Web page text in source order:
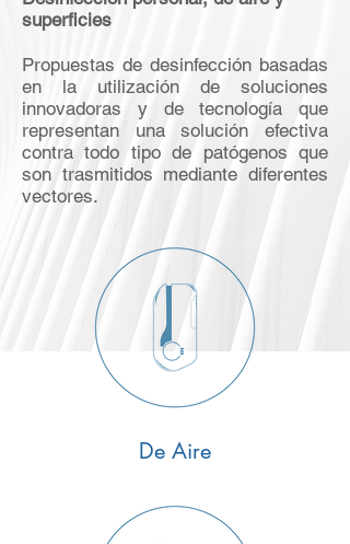
superficies
Propuestas de desinfección basadas
en la utilización de soluciones
innovadoras y de tecnología que
representan una solución efectiva
contra todo tipo de patógenos que
son trasmitidos mediante diferentes
vectores.
De Aire